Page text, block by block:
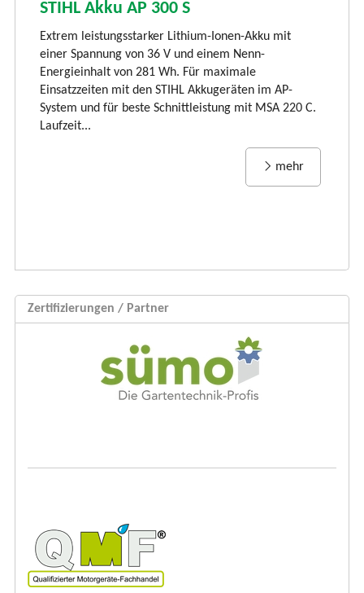
STIHL Akku AP 300 S
Extrem leistungsstarker Lithium-Ionen-Akku mit
einer Spannung von 36 V und einem Nenn-
Energieinhalt von 281 Wh. Für maximale
Einsatzzeiten mit den STIHL Akkugeräten im AP-
System und für beste Schnittleistung mit MSA 220 C.
Laufzeit...
mehr
Zertifizierungen / Partner